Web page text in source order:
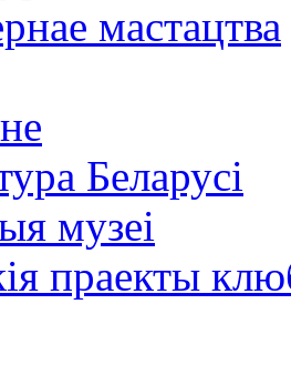
мастацтва
Беларусі
музеі
праекты